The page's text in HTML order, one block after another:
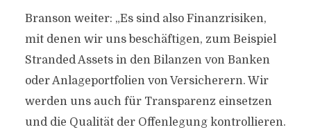
Branson weiter: „Es sind also Finanzrisiken,
mit denen wir uns beschäftigen, zum Beispiel
Stranded Assets in den Bilanzen von Banken
oder Anlageportfolien von Versicherern. Wir
werden uns auch für Transparenz einsetzen
und die Qualität der Offenlegung kontrollieren.